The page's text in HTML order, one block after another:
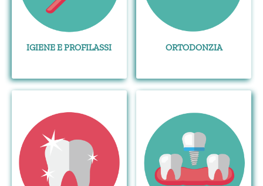
IGIENE E PROFILASSI ORTODONZIA